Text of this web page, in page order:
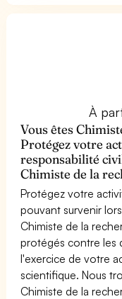
À
Vous êtes
Protégez votre
responsabilité
Chimiste de la
Protégez votre
pouvant survenir
Chimiste de la
protégés contre les
l'exercice de votre
scientifique. Nous
Chimiste de la